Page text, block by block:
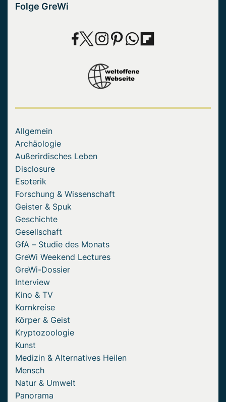
Folge GreWi
Allgemein
Archäologie
Außerirdisches Leben
Disclosure
Esoterik
Forschung & Wissenschaft
Geister & Spuk
Geschichte
Gesellschaft
GfA – Studie des Monats
GreWi Weekend Lectures
GreWi-Dossier
Interview
Kino & TV
Kornkreise
Körper & Geist
Kryptozoologie
Kunst
Medizin & Alternatives Heilen
Mensch
Natur & Umwelt
Panorama